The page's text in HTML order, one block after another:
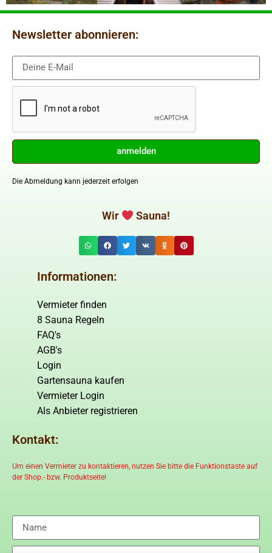
Newsletter abonnieren:
anmelden
Die Abmeldung kann jederzeit erfolgen
Wir Sauna!
Informationen:
Vermieter finden
8 Sauna Regeln
FAQ's
AGB's
Login
Gartensauna kaufen
Vermieter Login
Als Anbieter registrieren
Kontakt:
Um einen Vermieter zu kontaktieren, nutzen Sie bitte die Funktionstaste auf
der Shop.- bzw. Produktseite!